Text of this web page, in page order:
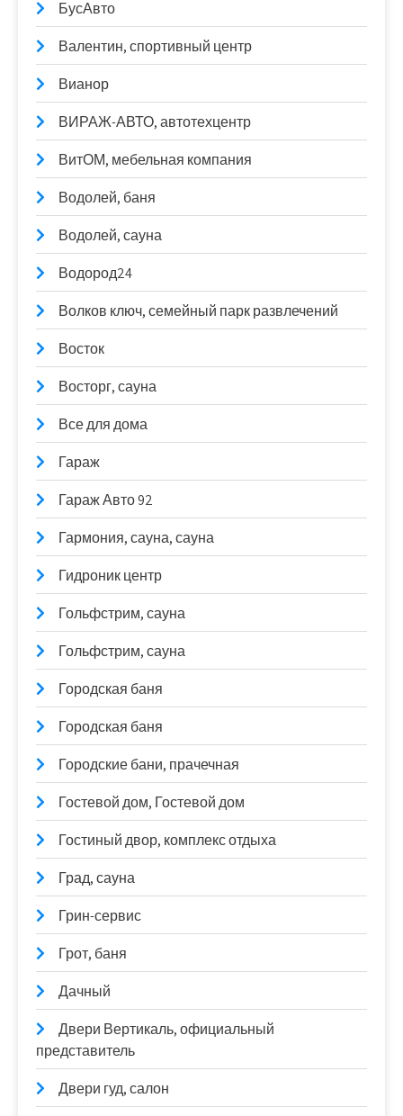
БусАвто
Валентин, спортивный центр
Вианор
ВИРАЖ-АВТО, автотехцентр
ВитОМ, мебельная компания
Водолей, баня
Водолей, сауна
Водород24
Волков ключ, семейный парк развлечений
Восток
Восторг, сауна
Все для дома
Гараж
Гараж Авто 92
Гармония, сауна, сауна
Гидроник центр
Гольфстрим, сауна
Гольфстрим, сауна
Городская баня
Городская баня
Городские бани, прачечная
Гостевой дом, Гостевой дом
Гостиный двор, комплекс отдыха
Град, сауна
Грин-сервис
Грот, баня
Дачный
Двери Вертикаль, официальный
представитель
Двери гуд, салон